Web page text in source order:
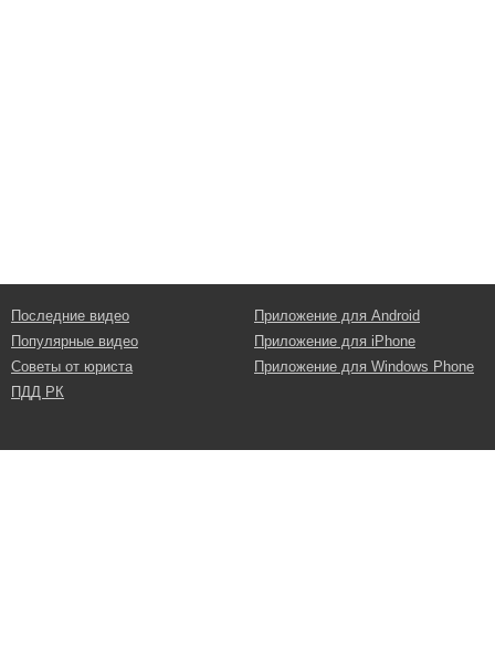
Последние видео
Популярные видео
Советы от юриста
ПДД РК
Приложение для Android
Приложение для iPhone
Приложение для Windows Phone